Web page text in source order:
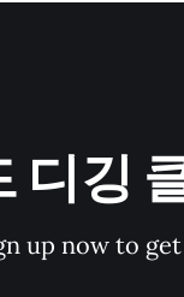
디깅
up now to